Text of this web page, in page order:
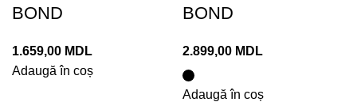
BOND
1.659,00 MDL
Adaugă în coș
BOND
2.899,00 MDL
Adaugă în coș